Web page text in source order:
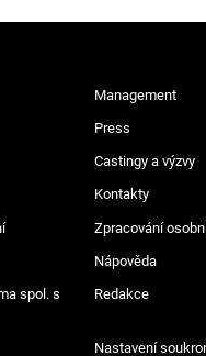
Management
Press
Castingy a výzvy
Kontakty
Zpracování
Nápověda
spol. s
Redakce
Nastavení